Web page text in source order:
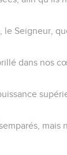
le Seigneur,
dans nos
mais